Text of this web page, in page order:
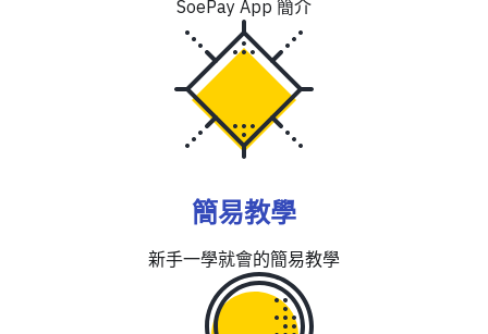
SoePay App 簡介
簡易教學
新手一學就會的簡易教學